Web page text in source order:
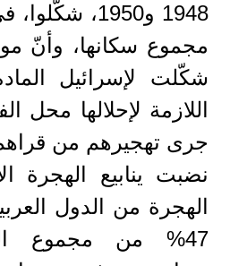
مجموع سكانها، وأنّ
شكّلت لإسرائيل
اللازمة لإحلالها محل
جرى تهجيرهم من
نضبت ينابيع الهجرة
الهجرة من الدول
47% من مجموع